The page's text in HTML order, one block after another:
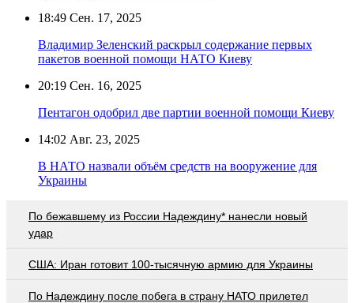
18:49 Сен. 17, 2025
Владимир Зеленский раскрыл содержание первых
пакетов военной помощи НАТО Киеву
20:19 Сен. 16, 2025
Пентагон одобрил две партии военной помощи Киеву
14:02 Авг. 23, 2025
В НАТО назвали объём средств на вооружение для
Украины
По бежавшему из России Надеждину* нанесли новый
удар
США: Иран готовит 100-тысячную армию для Украины
По Надеждину после побега в страну НАТО прилетел